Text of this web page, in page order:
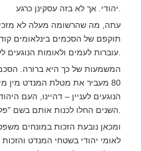
תוקפם של הסכמים בינלאומים
המשמעות של כך היא ברורה.
80 מעביר את מטלת המנדט מין
הנוגעים לעניין – דהיינו, העם
ומכאן נובעת הזכות במונחים
לאומי יהודי בשטחי המנדט